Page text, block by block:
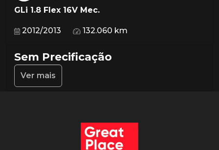
GLi 1.8 Flex 16V Mec.
2012/2013 132.060 km
Sem Precificação
Ver mais